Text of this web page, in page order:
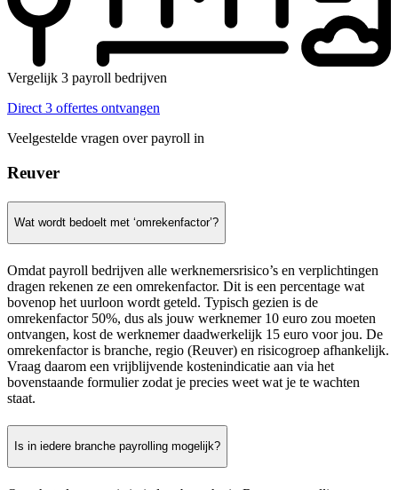
Vergelijk 3 payroll bedrijven
Direct 3 offertes ontvangen
Veelgestelde vragen over payroll in
Reuver
Wat wordt bedoelt met ‘omrekenfactor’?
Omdat payroll bedrijven alle werknemersrisico’s en verplichtingen
dragen rekenen ze een omrekenfactor. Dit is een percentage wat
bovenop het uurloon wordt geteld. Typisch gezien is de
omrekenfactor 50%, dus als jouw werknemer 10 euro zou moeten
ontvangen, kost de werknemer daadwerkelijk 15 euro voor jou. De
omrekenfactor is branche, regio (Reuver) en risicogroep afhankelijk.
Vraag daarom een vrijblijvende kostenindicatie aan via het
bovenstaande formulier zodat je precies weet wat je te wachten
staat.
Is in iedere branche payrolling mogelijk?